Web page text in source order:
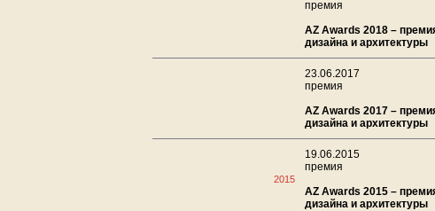
премия
AZ Awards 2018 –
дизайна и архитектуры
23.06.2017
премия
AZ Awards 2017 –
дизайна и архитектуры
2015
19.06.2015
премия
AZ Awards 2015 –
дизайна и архитектуры